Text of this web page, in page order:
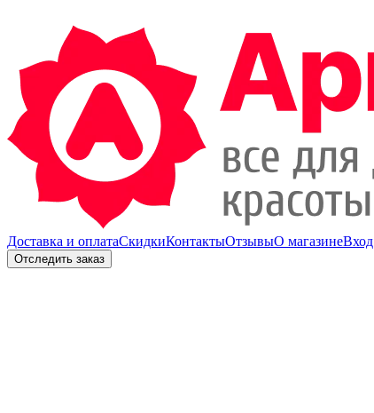
Доставка и оплатаСкидкиКонтактыОтзывыО магазинеВход
Отследить заказ